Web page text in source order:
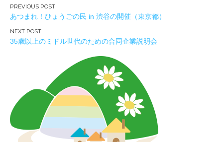
投
稿
ナ
ビ
ョ
ン
あつまれ！ひょうごの民 in 渋谷の開催（東京都）
35歳以上のミドル世代のための合同企業説明会